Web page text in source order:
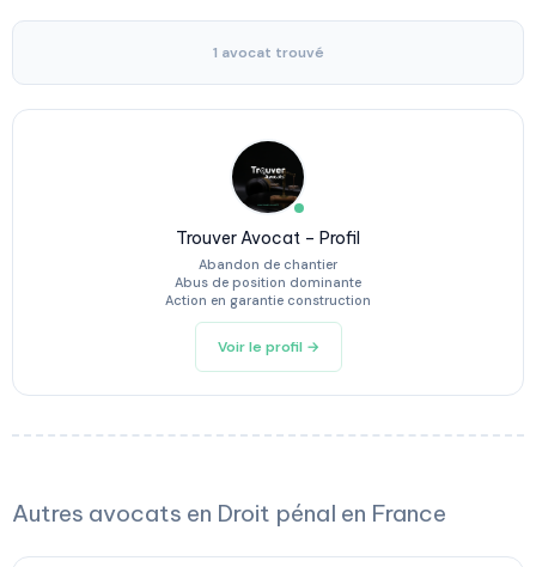
1 avocat trouvé
Trouver Avocat – Profil
Abandon de chantier
Abus de position dominante
Action en garantie construction
Voir le profil →
Autres avocats en Droit pénal en France